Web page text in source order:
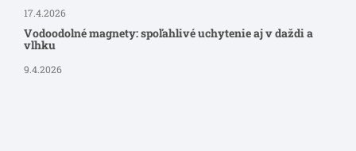
17.4.2026
Vodoodolné magnety: spoľahlivé uchytenie aj v daždi a
vlhku
9.4.2026